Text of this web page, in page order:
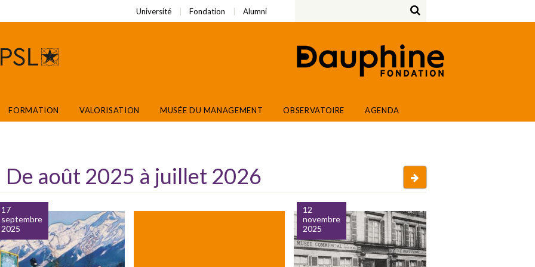
Université Fondation Alumni
FORMATION VALORISATION MUSÉE DU MANAGEMENT OBSERVATOIRE AGENDA
De août 2025 à juillet 2026 Après
17
septembre
2025
12
novembre
2025